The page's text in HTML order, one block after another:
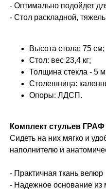
- Оптимально подойдет
- Стол раскладной,
Высота стола: 75 см;
Стол: вес 23,4 кг;
Толщина стекла - 5
Столешница:
Опоры: ЛДСП.
Комплект стульев ГРАФ
Сидеть на них мягко и
наполнителю и
- Практичная ткань велюр
- Надежное основание из